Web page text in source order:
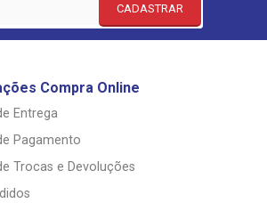
CADASTRAR
Compra Online
Entrega
Pagamento
Trocas e Devoluções